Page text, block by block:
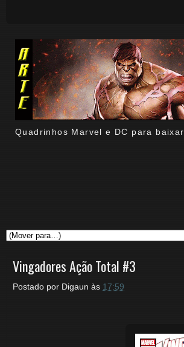
Quadrinhos Marvel e DC para baixar.
Vingadores Ação Total #3
Postado por Digaun às 17:59